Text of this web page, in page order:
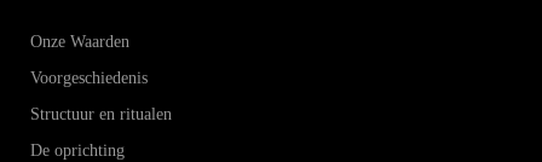
Onze Waarden
Voorgeschiedenis
Structuur en ritualen
De oprichting